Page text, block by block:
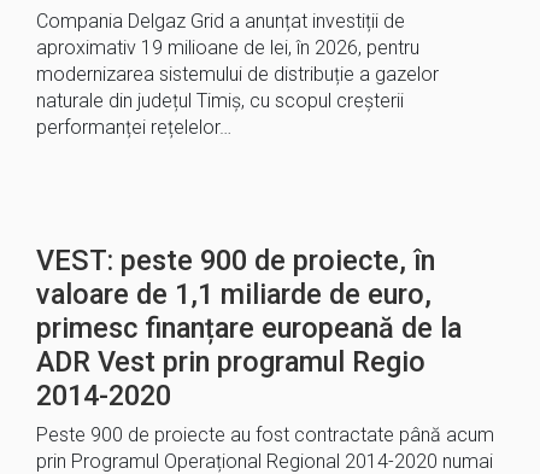
Compania Delgaz Grid a anunțat investiții de
aproximativ 19 milioane de lei, în 2026, pentru
modernizarea sistemului de distribuție a gazelor
naturale din județul Timiș, cu scopul creșterii
performanței rețelelor…
VEST: peste 900 de proiecte, în
valoare de 1,1 miliarde de euro,
primesc finanțare europeană de la
ADR Vest prin programul Regio
2014-2020
Peste 900 de proiecte au fost contractate până acum
prin Programul Operațional Regional 2014-2020 numai